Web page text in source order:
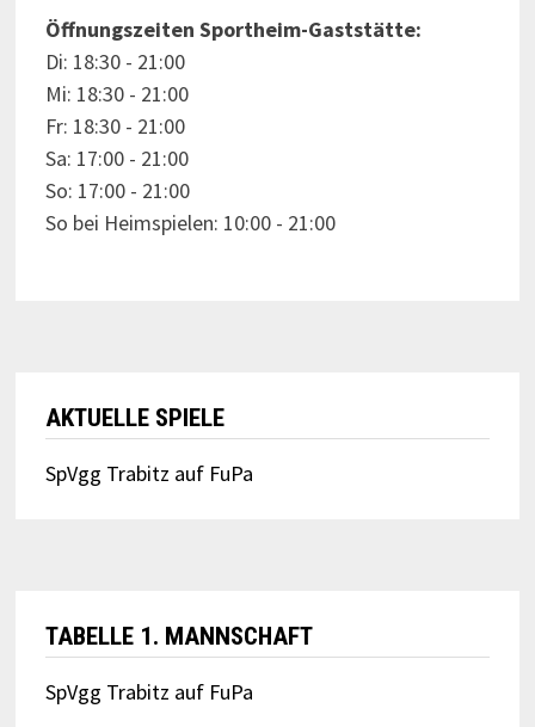
Öffnungszeiten Sportheim-Gaststätte:
Di: 18:30 - 21:00
Mi: 18:30 - 21:00
Fr: 18:30 - 21:00
Sa: 17:00 - 21:00
So: 17:00 - 21:00
So bei Heimspielen: 10:00 - 21:00
AKTUELLE SPIELE
SpVgg Trabitz auf FuPa
TABELLE 1. MANNSCHAFT
SpVgg Trabitz auf FuPa